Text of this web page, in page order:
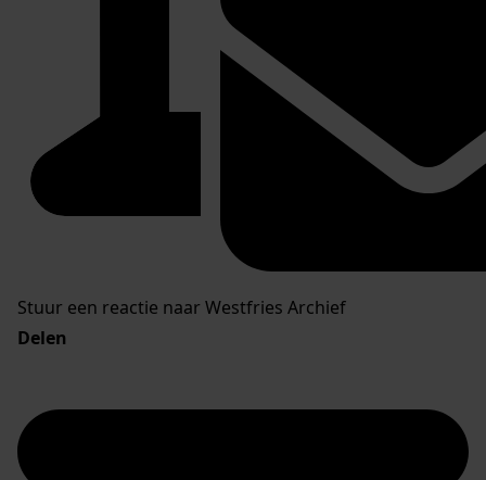
Stuur een reactie naar Westfries Archief
Delen